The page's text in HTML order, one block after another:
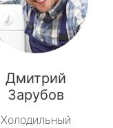
Дмитрий
Зарубов
Холодильный